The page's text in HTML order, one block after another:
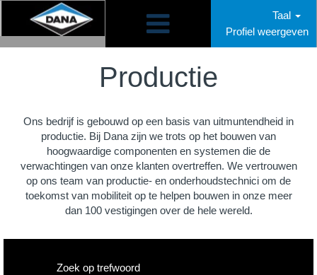
Taal
Profiel weergeven
Productie
Ons bedrijf is gebouwd op een basis van uitmuntendheid in
productie. Bij Dana zijn we trots op het bouwen van
hoogwaardige componenten en systemen die de
verwachtingen van onze klanten overtreffen. We vertrouwen
op ons team van productie- en onderhoudstechnici om de
toekomst van mobiliteit op te helpen bouwen in onze meer
dan 100 vestigingen over de hele wereld.
Zoek op trefwoord